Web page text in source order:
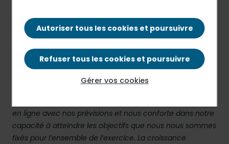
Communiqué de presse
PDF - 176.11 Ko
en ligne avec nos prévisions et nous conforte dans notre
capacité à atteindre les objectifs que nous nous sommes
fixés pour l’ensemble de l’exercice. La croissance
Autoriser tous les cookies et poursuivre
Refuser tous les cookies et poursuivre
Gérer vos cookies